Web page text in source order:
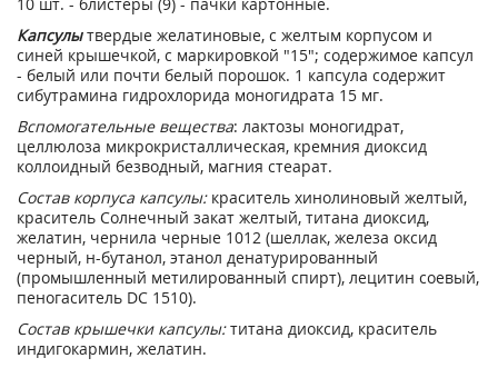
Капсулытвердые желатиновые, с желтым корпусом и
синей крышечкой, с маркировкой "15"; содержимое капсул
- белый или почти белый порошок. 1 капсула содержит
сибутрамина гидрохлорида моногидрата 15 мг.
Вспомогательные вещества: лактозы моногидрат,
целлюлоза микрокристаллическая, кремния диоксид
коллоидный безводный, магния стеарат.
Состав корпуса капсулы:краситель хинолиновый желтый,
краситель Солнечный закат желтый, титана диоксид,
желатин, чернила черные 1012 (шеллак, железа оксид
черный, н-бутанол, этанол денатурированный
(промышленный метилированный спирт), лецитин соевый,
пеногаситель DC 1510).
Состав крышечки капсулы:титана диоксид, краситель
индигокармин, желатин.